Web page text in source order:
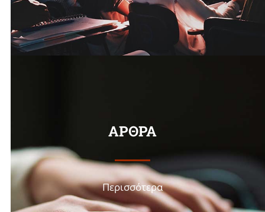
ΑΡΘΡΑ
Περισσότερα